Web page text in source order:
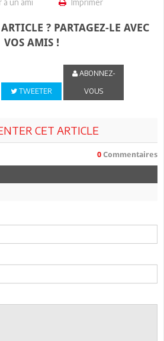
à un ami Imprimer
? PARTAGEZ-LE AVEC
VOS AMIS !
TWEETER
ABONNEZ-
VOUS
CET ARTICLE
0 Commentaires